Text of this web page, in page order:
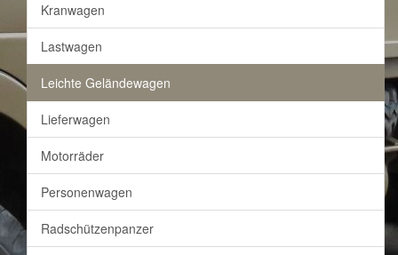
Kranwagen
Lastwagen
Leichte Geländewagen
Lieferwagen
Motorräder
Personenwagen
Radschützenpanzer